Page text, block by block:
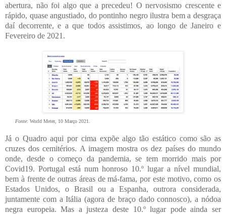
abertura, não foi algo que a precedeu! O nervosismo crescente e
rápido, quase angustiado, do pontinho negro ilustra bem a desgraça
daí decorrente, e a que todos assistimos, ao longo de Janeiro e
Fevereiro de 2021.
Fonte: World Meter, 10 Março 2021.
Já o Quadro aqui por cima expõe algo tão estático como são as
cruzes dos cemitérios. A imagem mostra os dez países do mundo
onde, desde o começo da pandemia, se tem morrido mais por
Covid19. Portugal está num honroso 10.º lugar a nível mundial,
bem à frente de outras áreas de má-fama, por este motivo, como os
Estados Unidos, o Brasil ou a Espanha, outrora considerada,
juntamente com a Itália (agora de braço dado connosco), a nódoa
negra europeia. Mas a justeza deste 10.º lugar pode ainda ser